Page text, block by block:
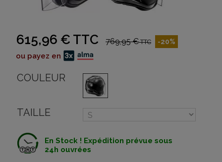
615,96 € TTC 769,95 €TTC -20%
ou payez en
COULEUR
TAILLE
En Stock ! Expédition prévue sous
24h ouvrées